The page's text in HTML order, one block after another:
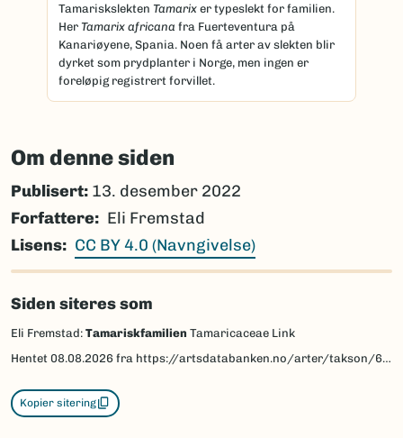
Tamariskslekten Tamarix er typeslekt for familien.
Her Tamarix africana fra Fuerteventura på
Kanariøyene, Spania. Noen få arter av slekten blir
dyrket som prydplanter i Norge, men ingen er
foreløpig registrert forvillet.
Om denne siden
Publisert: 13. desember 2022
Forfattere
Eli Fremstad
Lisens
CC BY 4.0 (Navngivelse)
Siden siteres som
Eli Fremstad: Tamariskfamilien Tamaricaceae Link
Hentet 08.08.2026 fra https://artsdatabanken.no/arter/takson/61608/beskrivelse
Kopier sitering